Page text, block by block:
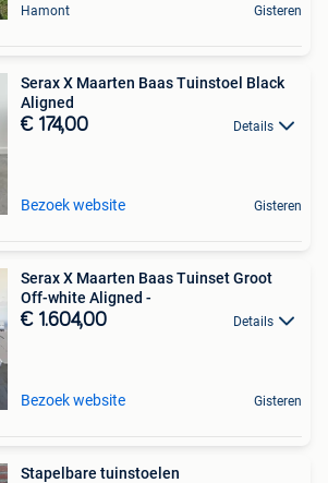
Hamont Gisteren
Serax X Maarten Baas Tuinstoel Black
Aligned
€ 174,00 Details
Bezoek website Gisteren
Serax X Maarten Baas Tuinset Groot
Off-white Aligned -
€ 1.604,00 Details
Bezoek website Gisteren
Stapelbare tuinstoelen